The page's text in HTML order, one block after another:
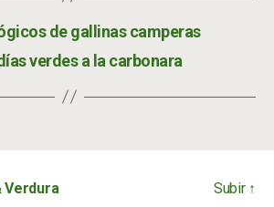
de gallinas camperas
verdes a la carbonara
Verdura Subir ↑